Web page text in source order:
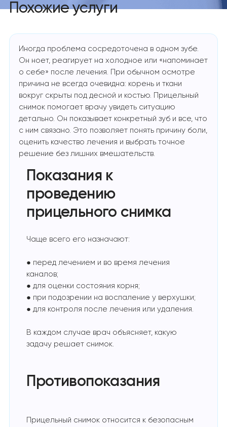
Похожие услуги
Иногда проблема сосредоточена в одном зубе.
Он ноет, реагирует на холодное или «напоминает
о себе» после лечения. При обычном осмотре
причина не всегда очевидна: корень и ткани
вокруг скрыты под десной и костью. Прицельный
снимок помогает врачу увидеть ситуацию
детально. Он показывает конкретный зуб и все, что
с ним связано. Это позволяет понять причину боли,
оценить качество лечения и выбрать точное
решение без лишних вмешательств.
Показания к
проведению
прицельного снимка
Чаще всего его назначают:
● перед лечением и во время лечения
каналов;
● для оценки состояния корня;
● при подозрении на воспаление у верхушки;
● для контроля после лечения или удаления.
В каждом случае врач объясняет, какую
задачу решает снимок.
Противопоказания
Прицельный снимок относится к безопасным